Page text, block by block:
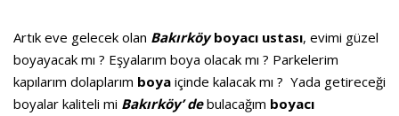
Artık eve gelecek olan Bakırköyboyacı ustası, evimi güzel
boyayacak mı ? Eşyalarım boya olacak mı ? Parkelerim
kapılarım dolaplarım boya içinde kalacak mı ? Yada getireceği
boyalar kaliteli mi Bakırköy’ de bulacağım boyacı